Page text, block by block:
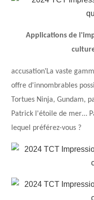
Applications de
accusation'La vaste
offre d'innombrables
Tortues Ninja, Gundam,
Patrick l'étoile de mer…
lequel préférez-vous ?